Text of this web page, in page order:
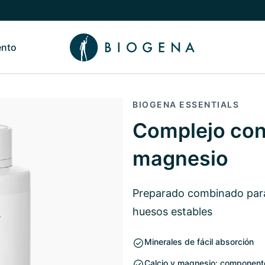
NosotrosAlternar submenú de Conocimiento
BIOGENA ESSENTIALS
Complejo
magnesio
Preparado combinado
huesos estables
Minerales de fácil absorción
Calcio y magnesio: